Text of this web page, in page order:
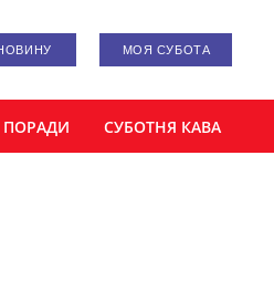
МОЯ СУБОТА
ПОРАДИ СУБОТНЯ КАВА